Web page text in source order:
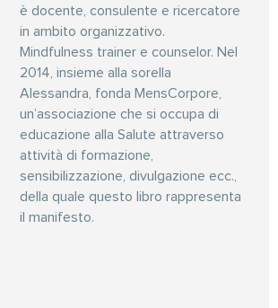
è docente, consulente e ricercatore
in ambito organizzativo.
Mindfulness trainer e counselor. Nel
2014, insieme alla sorella
Alessandra, fonda MensCorpore,
un’associazione che si occupa di
educazione alla Salute attraverso
attività di formazione,
sensibilizzazione, divulgazione ecc.,
della quale questo libro rappresenta
il manifesto.